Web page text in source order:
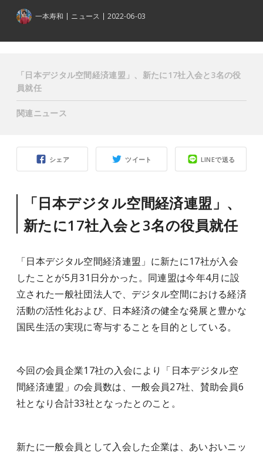
一本寿和 ニュース 2022-06-03
シェア ツイート LINEで送る
「日本デジタル空間経済連盟」、
新たに17社入会と3名の役員就任
「日本デジタル空間経済連盟」に新たに17社が入会
したことが5月31日分かった。同連盟は今年4月に設
立された一般社団法人で、デジタル空間における経済
活動の活性化および、日本経済の健全な発展と豊かな
国民生活の実現に寄与することを目的としている。
今回の会員企業17社の入会により「日本デジタル空
間経済連盟」の会員数は、一般会員27社、賛助会員6
社となり合計33社となったとのこと。
新たに一般会員として入会した企業は、あいおいニッ
「日本デジタル空間経済連盟」、新たに17社入会と3名の役
員就任
関連ニュース